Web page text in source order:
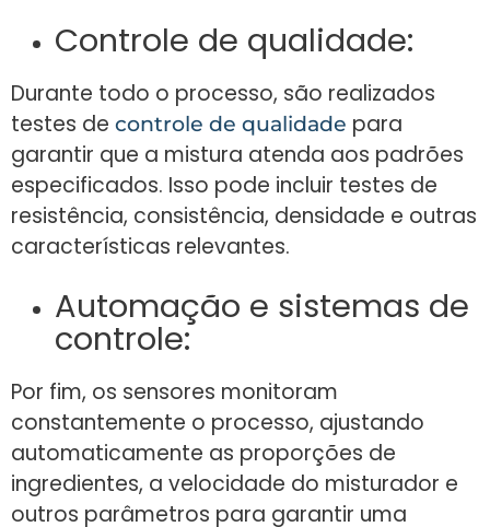
Controle de qualidade:
Durante todo o processo, são realizados
testes de controle de qualidade para
garantir que a mistura atenda aos padrões
especificados. Isso pode incluir testes de
resistência, consistência, densidade e outras
características relevantes.
Automação e sistemas de
controle:
Por fim, os sensores monitoram
constantemente o processo, ajustando
automaticamente as proporções de
ingredientes, a velocidade do misturador e
outros parâmetros para garantir uma